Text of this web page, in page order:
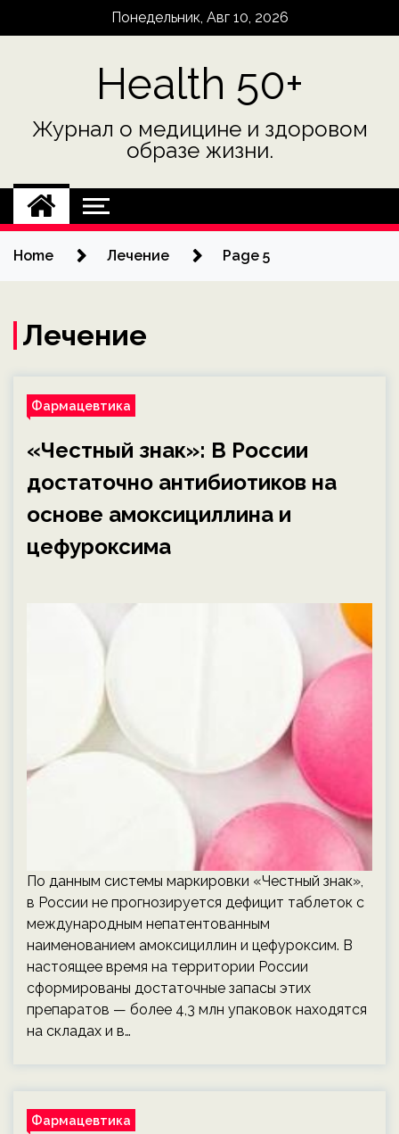
Понедельник, Авг 10, 2026
Health 50+
Журнал о медицине и здоровом
образе жизни.
Home Лечение Page 5
Лечение
Фармацевтика
«Честный знак»: В России
достаточно антибиотиков на
основе амоксициллина и
цефуроксима
По данным системы маркировки «Честный знак»,
в России не прогнозируется дефицит таблеток с
международным непатентованным
наименованием амоксициллин и цефуроксим. В
настоящее время на территории России
сформированы достаточные запасы этих
препаратов — более 4,3 млн упаковок находятся
на складах и в…
Фармацевтика